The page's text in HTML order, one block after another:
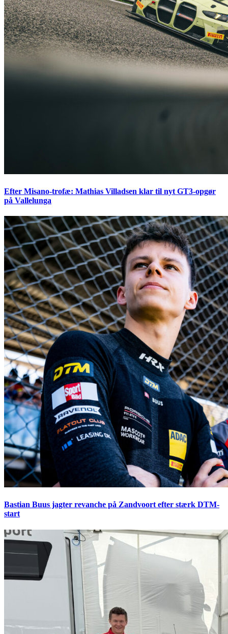
Efter Misano-trofæ: Mathias Villadsen klar til nyt GT3-opgør
på Vallelunga
Bastian Buus jagter revanche på Zandvoort efter stærk DTM-
start